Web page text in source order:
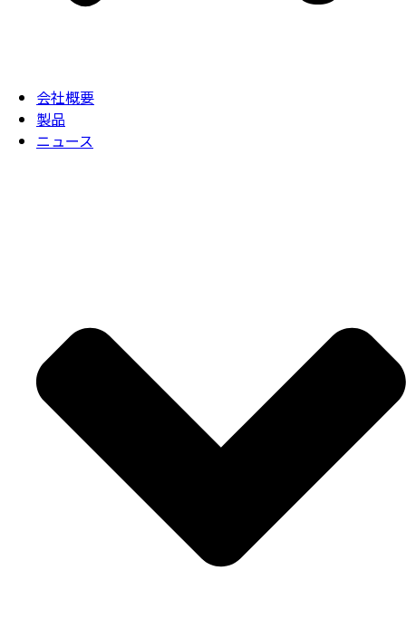
会社概要
製品
ニュース